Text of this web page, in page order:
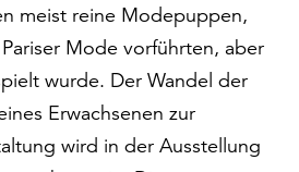
meist reine Modepuppen,
Mode vorführten, aber
wurde. Der Wandel der
Erwachsenen zur
wird in der Ausstellung